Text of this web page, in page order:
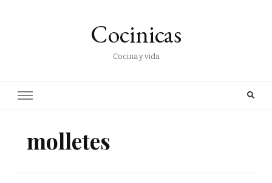
Cocinicas
Cocina y vida
molletes